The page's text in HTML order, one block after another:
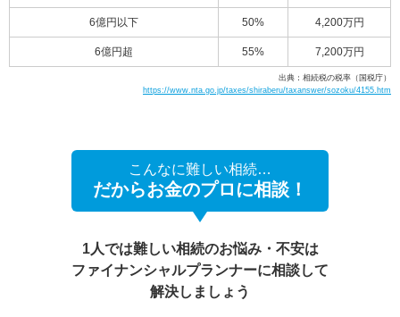
6億円以下 50% 4,200万円
6億円超 55% 7,200万円
出典：相続税の税率（国税庁）
https://www.nta.go.jp/taxes/shiraberu/taxanswer/sozoku/4155.htm
こんなに難しい相続…
だからお金のプロに相談！
1人では難しい相続のお悩み・不安は
ファイナンシャルプランナーに相談して
解決しましょう